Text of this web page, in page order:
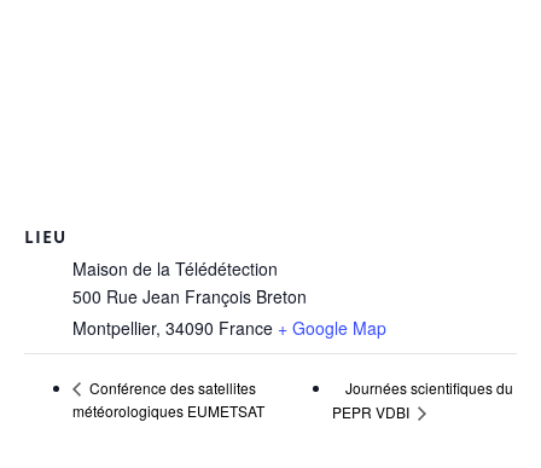
LIEU
Maison de la Télédétection
500 Rue Jean François Breton
Montpellier, 34090 France + Google Map
Conférence des satellites
météorologiques EUMETSAT
Journées scientifiques du
PEPR VDBI